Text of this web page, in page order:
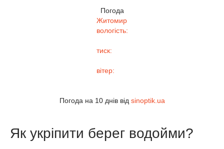
Погода
Житомир
вологість:
тиск:
вітер:
Погода на 10 днів від sinoptik.ua
Як укріпити берег водойми?